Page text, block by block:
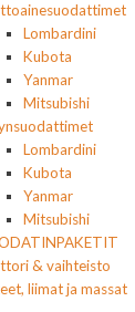
Lombardini
Kubota
Yanmar
Mitsubishi
Lombardini
Kubota
Yanmar
Mitsubishi
& vaihteisto
liimat ja massat